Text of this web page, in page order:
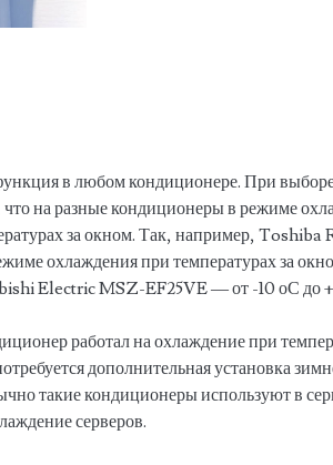
в любом кондиционере. При
на разные кондиционеры в режиме
за окном. Так, например, Toshiba
охлаждения при температурах за
Electric MSZ-EF25VE — от -10 оС до
работал на охлаждение при
дополнительная установка
такие кондиционеры используют в
серверов.